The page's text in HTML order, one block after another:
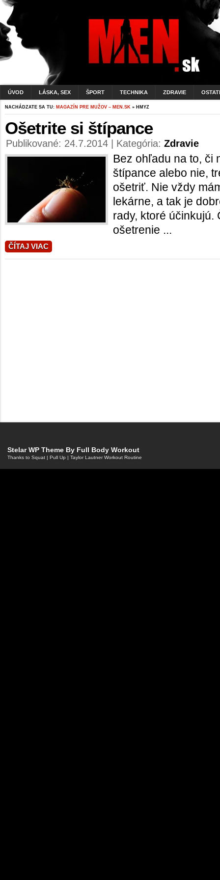
ÚVOD LÁSKA, SEX ŠPORT TECHNIKA ZDRAVIE
NACHÁDZATE SA TU: MAGAZÍN PRE MUŽOV – MEN.SK » HMYZ
Ošetrite si štípance
Publikované: 24.7.2014 | Kategória: Zdravie
Bez ohľadu na to, či
štípance alebo nie,
ošetriť. Nie vždy
lekárne, a tak je
rady, ktoré účinkujú.
ošetrenie ...
ČÍTAJ VIAC
Stelar WP Theme By Full Body Workout
Thanks to Squat | Pull Up | Taylor Lautner Workout Routine